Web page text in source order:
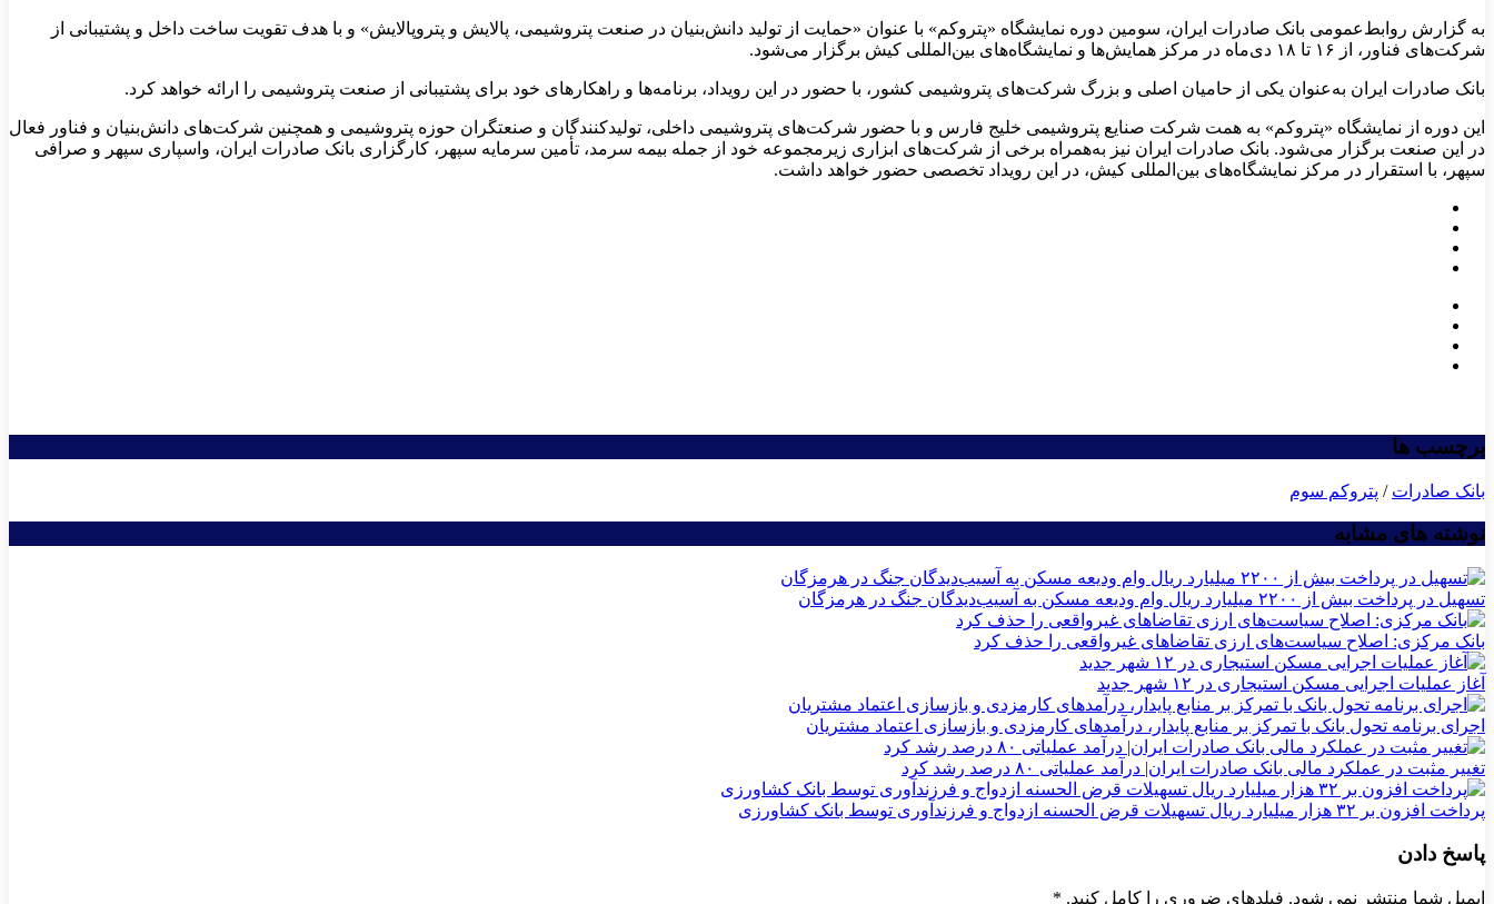
به گزارش روابط‌عمومی بانک صادرات ایران، سومین دوره نمایشگاه «پتروکم» با عنوان «حمایت از تولید دانش‌بنیان در صنعت پتروشیمی، پالایش و پتروپالایش» و با هدف تقویت ساخت داخل و پشتیبانی از
شرکت‌های فناور، از ۱۶ تا ۱۸ دی‌ماه در مرکز همایش‌ها و نمایشگاه‌های بین‌المللی کیش برگزار می‌شود.
بانک صادرات ایران به‌عنوان یکی از حامیان اصلی و بزرگ شرکت‌های پتروشیمی کشور، با حضور در این رویداد، برنامه‌ها و راهکارهای خود برای پشتیبانی از صنعت پتروشیمی را ارائه خواهد کرد.
این دوره از نمایشگاه «پتروکم» به همت شرکت صنایع پتروشیمی خلیج فارس و با حضور شرکت‌های پتروشیمی داخلی، تولیدکنندگان و صنعتگران حوزه پتروشیمی و همچنین شرکت‌های دانش‌بنیان و فناور فعال
در این صنعت برگزار می‌شود. بانک صادرات ایران نیز به‌همراه برخی از شرکت‌های ابزاری زیرمجموعه خود از جمله بیمه سرمد، تأمین سرمایه سپهر، کارگزاری بانک صادرات ایران، واسپاری سپهر و صرافی
سپهر، با استقرار در مرکز نمایشگاه‌های بین‌المللی کیش، در این رویداد تخصصی حضور خواهد داشت.
برچسب ها
بانک صادرات / پتروکم سوم
نوشته های مشابه
تسهیل در پرداخت بیش از ۲۲۰۰ میلیارد ریال وام ودیعه مسکن به آسیب‌دیدگان جنگ در هرمزگان
بانک مرکزی: اصلاح سیاست‌های ارزی تقاضاهای غیرواقعی را حذف کرد
آغاز عملیات اجرایی مسکن استیجاری در ۱۲ شهر جدید
اجرای برنامه تحول بانک با تمرکز بر منابع پایدار، درآمدهای کارمزدی و بازسازی اعتماد مشتریان
تغییر مثبت در عملکرد مالی بانک صادرات ایران| درآمد عملیاتی ۸۰ درصد رشد کرد
پرداخت افزون بر ۳۲ هزار میلیارد ریال تسهیلات قرض الحسنه ازدواج و فرزندآوری توسط بانک کشاورزی
پاسخ دادن
ایمیل شما منتشر نمی شود. فیلدهای ضروری را کامل کنید. *